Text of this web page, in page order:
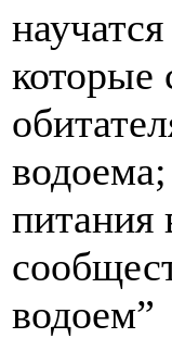
питания
водоем”